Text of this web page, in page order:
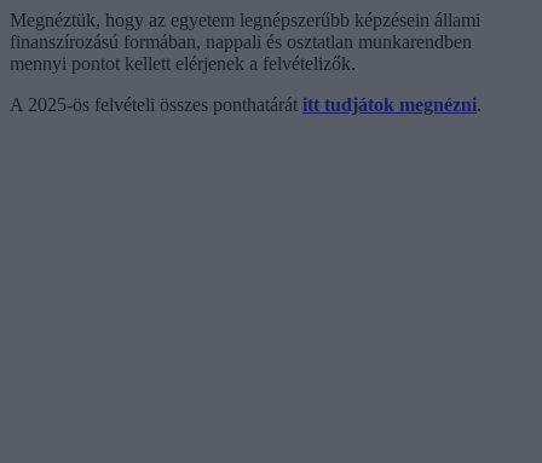
Megnéztük, hogy az egyetem legnépszerűbb képzésein állami
finanszírozású formában, nappali és osztatlan munkarendben
mennyi pontot kellett elérjenek a felvételizők.
A 2025-ös felvételi összes ponthatárát itt tudjátok megnézni.